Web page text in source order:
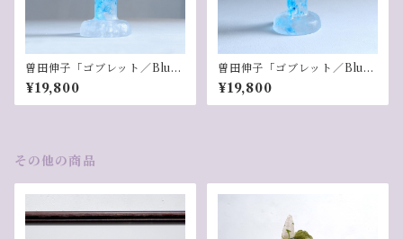
曽田伸子「ゴブレット／Blu
e」-5
¥19,800
曽田伸子「ゴブレット／Blu
e」-6
¥19,800
その他の商品